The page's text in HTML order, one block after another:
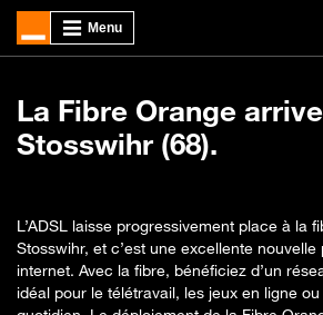
La Fibre Orange
Stosswihr (68).
L’ADSL laisse progressivement place à la
Stosswihr, et c’est une excellente
internet. Avec la fibre, bénéficiez d’un
idéal pour le télétravail, les jeux en ligne